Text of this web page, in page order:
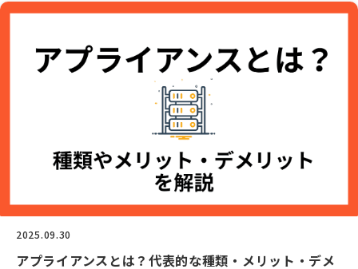
2025.09.30
アプライアンスとは？代表的な種類・メリット・デメ